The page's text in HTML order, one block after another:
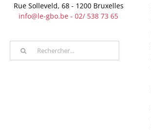
Rue Solleveld, 68 - 1200 Bruxelles
info@le-gbo.be - 02/ 538 73 65